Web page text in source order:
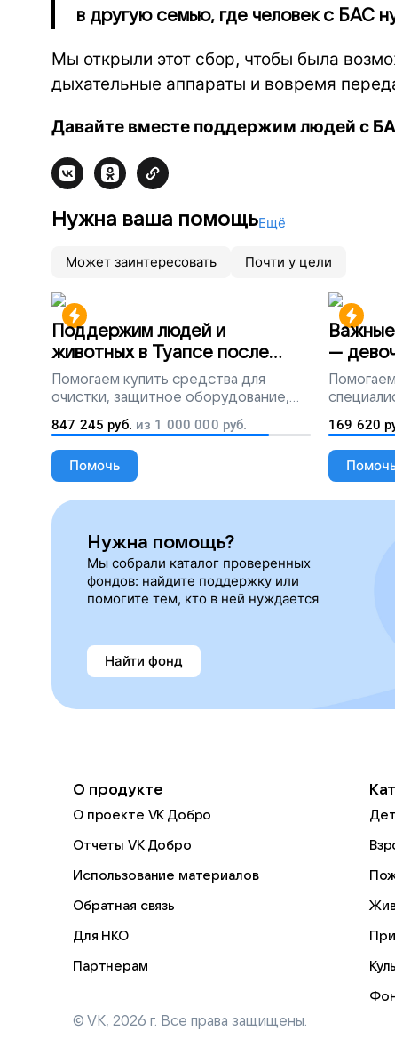
в другую семью, где человек с БАС
Мы открыли этот сбор, чтобы была
дыхательные аппараты и вовремя
Давайте вместе поддержим людей с
Нужна ваша помощьЕщё
Может заинтересовать Почти у цели
Поддержим людей и
животных в Туапсе после
разлива мазута
Помогаем купить средства для
очистки, защитное оборудование,
лекарства, корм и предметы первой
необходимости
847 245 руб. из 1 000 000 руб.
Помочь
—
Помогаем
169 620
Нужна помощь?
Мы собрали каталог проверенных
фондов: найдите поддержку или
помогите тем, кто в ней нуждается
Найти фонд
О продукте
О проекте VK Добро
Отчеты VK Добро
Использование материалов
Обратная связь
Для НКО
Партнерам
© VK, 2026 г. Все права защищены.